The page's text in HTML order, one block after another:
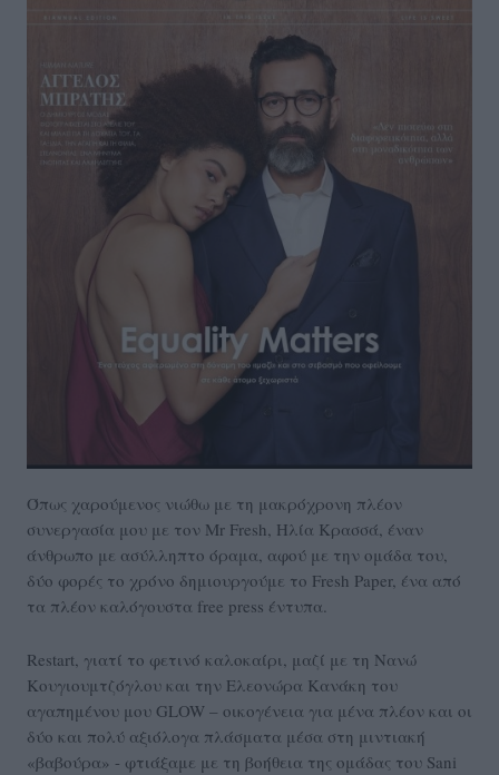
Όπως χαρούμενος νιώθω με τη μακρόχρονη πλέον
συνεργασία μου με τον Mr Fresh, Ηλία Κρασσά, έναν
άνθρωπο με ασύλληπτο όραμα, αφού με την ομάδα του,
δύο φορές το χρόνο δημιουργούμε το Fresh Paper, ένα από
τα πλέον καλόγουστα free press έντυπα.
Restart, γιατί το φετινό καλοκαίρι, μαζί με τη Νανώ
Κουγιουμτζόγλου και την Ελεονώρα Κανάκη του
αγαπημένου μου GLOW – οικογένεια για μένα πλέον και οι
δύο και πολύ αξιόλογα πλάσματα μέσα στη μιντιακή
«βαβούρα» - φτιάξαμε με τη βοήθεια της ομάδας του Sani